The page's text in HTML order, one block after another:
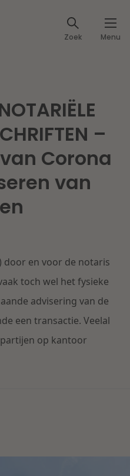
Zoek Menu
in de
–
Corona
van
door en voor de notaris
toch wel het fysieke
advisering van de
een transactie. Veelal
op kantoor